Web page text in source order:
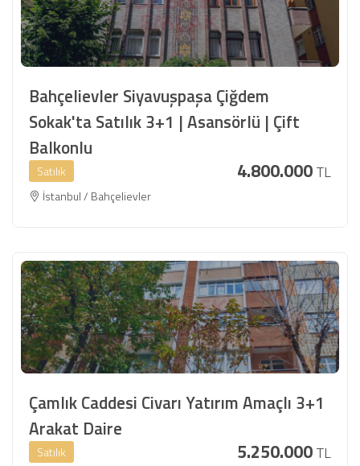
Bahçelievler Siyavuşpaşa Çiğdem
Sokak'ta Satılık 3+1 | Asansörlü | Çift
Balkonlu
Satılık 4.800.000TL
İstanbul / Bahçelievler
Çamlık Caddesi Civarı Yatırım Amaçlı 3+1
Arakat Daire
Satılık 5.250.000TL